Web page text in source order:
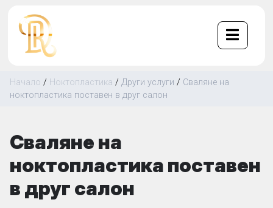
Начало / Ноктопластика / Други услуги / Сваляне на
ноктопластика поставен в друг салон
Сваляне на
ноктопластика поставен
в друг салон